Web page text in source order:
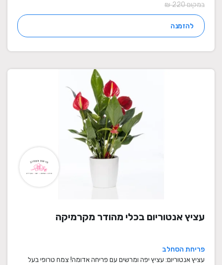
במקום 220 ₪
להזמנה
עציץ אנטוריום בכלי מהודר מקרמיקה
פריחת הסחלב
עציץ אנטוריום: עציץ יפה ומרשים עם פריחה אדומה! צמח טרופי בעל